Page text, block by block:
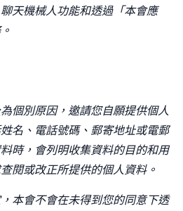
天機械人功能和透過「本會應
個別原因，邀請您自願提供個人
名、電話號碼、郵寄地址或電郵
時，會列明收集資料的目的和用
閱或改正所提供的個人資料。
本會不會在未得到您的同意下透